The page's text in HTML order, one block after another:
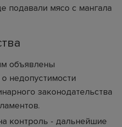
подавали мясо с мангала
объявлены
недопустимости
законодательства
контроль - дальнейшие